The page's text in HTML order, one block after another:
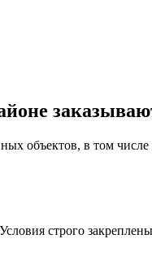
объектов, в том
строго